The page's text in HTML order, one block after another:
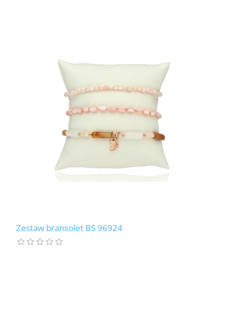
Zestaw bransolet BS 96924